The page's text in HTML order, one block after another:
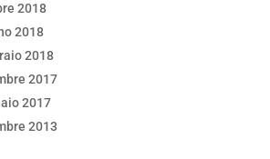
2018
2018
2018
2017
2017
2013